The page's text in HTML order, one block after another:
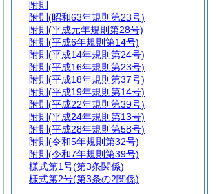
附則
附則 (昭和63年規則第23号)
附則 (平成元年規則第28号)
附則 (平成6年規則第14号)
附則 (平成14年規則第24号)
附則 (平成16年規則第23号)
附則 (平成18年規則第37号)
附則 (平成19年規則第14号)
附則 (平成22年規則第39号)
附則 (平成24年規則第13号)
附則 (平成28年規則第58号)
附則 (令和5年規則第32号)
附則 (令和7年規則第39号)
様式第1号(第3条関係)
様式第2号(第3条の2関係)